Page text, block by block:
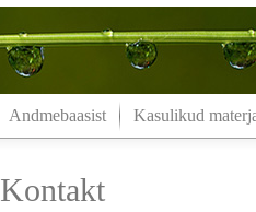
Andmebaasist Kasulikud
Kontakt